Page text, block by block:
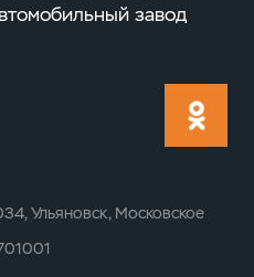
завод
Ульяновск, Московское